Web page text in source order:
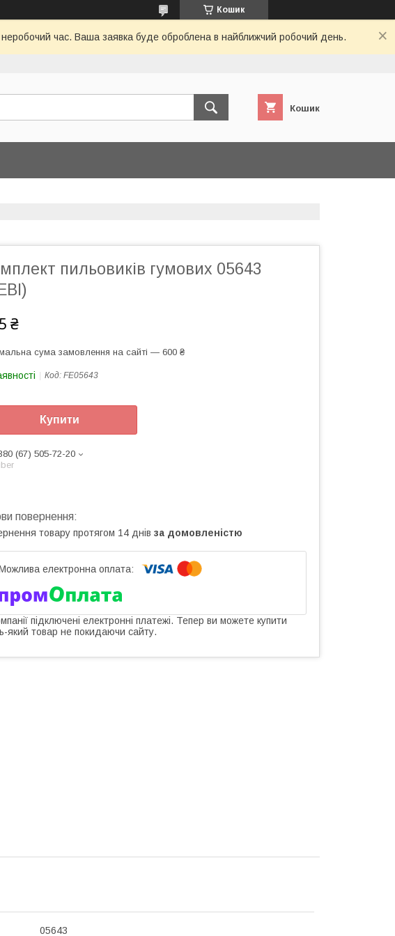
Кошик
час. Ваша заявка буде оброблена в найближчий робочий день.
Кошик
пильовиків гумових 05643
₴
сума замовлення на сайті — 600 ₴
Код: FE05643
Купити
(67) 505-72-20
товару протягом 14 днів за домовленістю
підключені електронні платежі. Тепер ви можете купити
який товар не покидаючи сайту.
05643